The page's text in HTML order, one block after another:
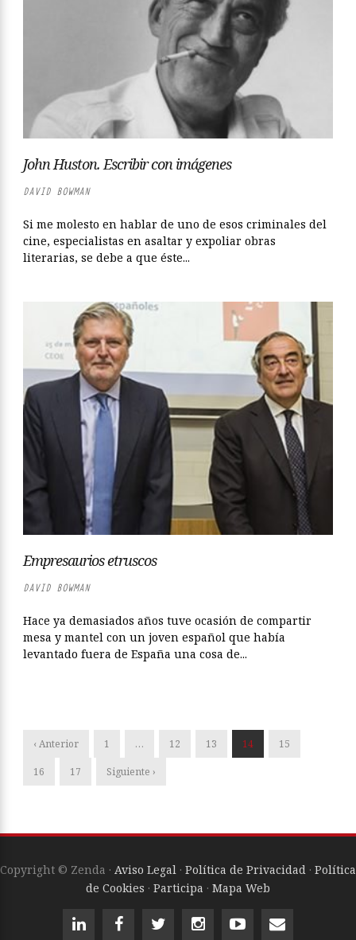
John Huston. Escribir con imágenes
DAVID BOWMAN
Si me molesto en hablar de uno de esos criminales del
cine, especialistas en asaltar y expoliar obras
literarias, se debe a que éste...
Empresaurios etruscos
DAVID BOWMAN
Hace ya demasiados años tuve ocasión de compartir
mesa y mantel con un joven español que había
levantado fuera de España una cosa de...
‹ Anterior 1 … 12 13 14 15
16 17 Siguiente ›
Copyright © Zenda · Aviso Legal · Política de Privacidad · Política
de Cookies · Participa · Mapa Web